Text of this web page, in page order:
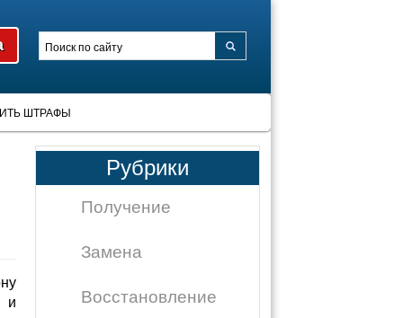
ШТРАФЫ
и
Рубрики
Получение
Замена
Восстановление